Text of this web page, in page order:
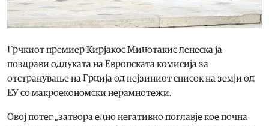
Грчкиот премиер Кирјакос Мицотакис денеска ја
поздрави одлуката на Европската комисија за
отстранување на Грција од нејзиниот список на земји од
ЕУ со макроекономски нерамнотежи.
Овој потег „затвора едно негативно поглавје кое почна